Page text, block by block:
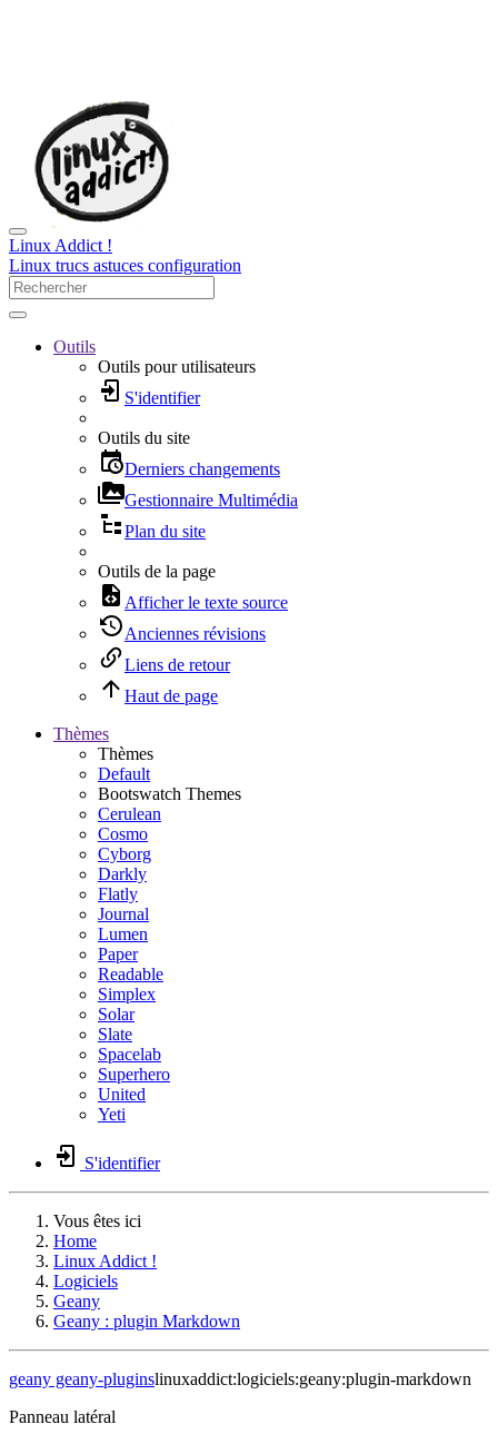
Linux Addict !
Linux trucs astuces configuration
Outils
Outils pour utilisateurs
S'identifier
Outils du site
Derniers changements
Gestionnaire Multimédia
Plan du site
Outils de la page
Afficher le texte source
Anciennes révisions
Liens de retour
Haut de page
Thèmes
Thèmes
Default
Bootswatch Themes
Cerulean
Cosmo
Cyborg
Darkly
Flatly
Journal
Lumen
Paper
Readable
Simplex
Solar
Slate
Spacelab
Superhero
United
Yeti
S'identifier
Vous êtes ici
Home
Linux Addict !
Logiciels
Geany
Geany : plugin Markdown
geany geany-pluginslinuxaddict:logiciels:geany:plugin-markdown
Panneau latéral